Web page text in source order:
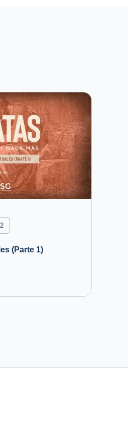
(Parte 1)